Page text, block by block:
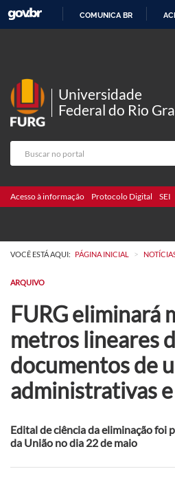
COMUNICA BR
Universidade
Federal do Rio
Acesso à informação Protocolo Digital SEI
VOCÊ ESTÁ AQUI: PÁGINA INICIAL >
ARQUIVO
FURG eliminará
metros lineares
documentos de
administrativas
Edital de ciência da eliminação foi
da União no dia 22 de maio